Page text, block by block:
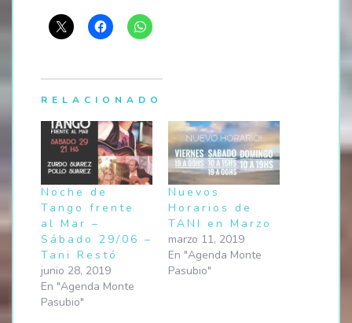
RELACIONADO
Noche de
Tango frente
al Mar –
Sábado 29/06 –
Tani Restó
junio 28, 2019
En "Agenda Monte
Pasubio"
Nuevos
Horarios de
TANI en Marzo
marzo 11, 2019
En "Agenda Monte
Pasubio"